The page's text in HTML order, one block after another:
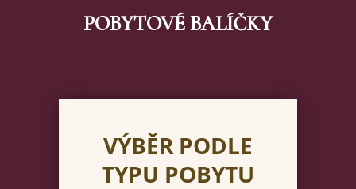
POBYTOVÉ BALÍČKY
VÝBĚR PODLE
TYPU POBYTU